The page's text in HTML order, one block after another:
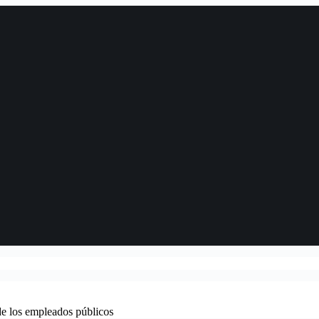
los empleados públicos